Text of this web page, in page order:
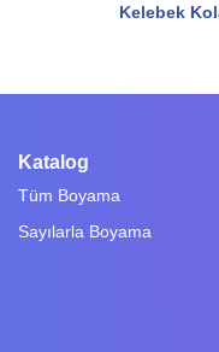
Kelebek
Katalog
Tüm Boyama
Sayılarla Boyama